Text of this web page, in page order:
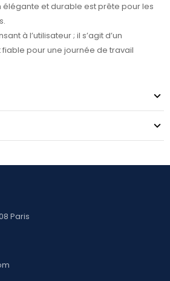
élégante et durable est prête pour les
à l’utilisateur ; il s’agit d’un
pour une journée de travail
Paris